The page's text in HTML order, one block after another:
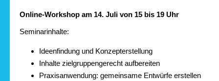
Online-Workshop am 14. Juli von 15 bis 19 Uhr
Seminarinhalte:
Ideenfindung und Konzepterstellung
Inhalte zielgruppengerecht aufbereiten
Praxisanwendung: gemeinsame Entwürfe erstellen